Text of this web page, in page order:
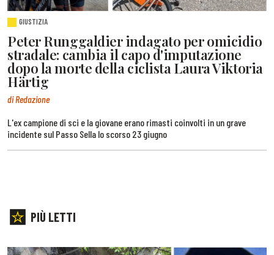
GIUSTIZIA
Peter Runggaldier indagato per omicidio
stradale: cambia il capo d'imputazione
dopo la morte della ciclista Laura Viktoria
Härtig
di Redazione
L'ex campione di sci e la giovane erano rimasti coinvolti in un grave
incidente sul Passo Sella lo scorso 23 giugno
PIÙ LETTI